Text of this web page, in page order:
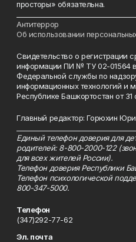
просторы» обязательна.
Антитеррор
Об использовании
Свидетельство о регистрации
информации ПИ № ТУ 02-01564
Федеральной службы по
информационных технологий и
Республике Башкортостан от 31
Главный редактор: Горюхин
Единый телефон доверия для
родителей: 8-800-2000-122
для всех жителей России).
Телефон доверия Республики
Телефон психологической
800-347-5000.
Телефон
(347)292-77-62
Эл. почта